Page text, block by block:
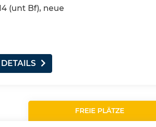
(unt Bf), neue
FREIE PLÄTZE